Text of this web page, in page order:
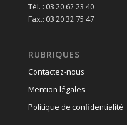
Tél. : 03 20 62 23 40
Fax.: 03 20 32 75 47
RUBRIQUES
Contactez-nous
Mention légales
Politique de confidentialité